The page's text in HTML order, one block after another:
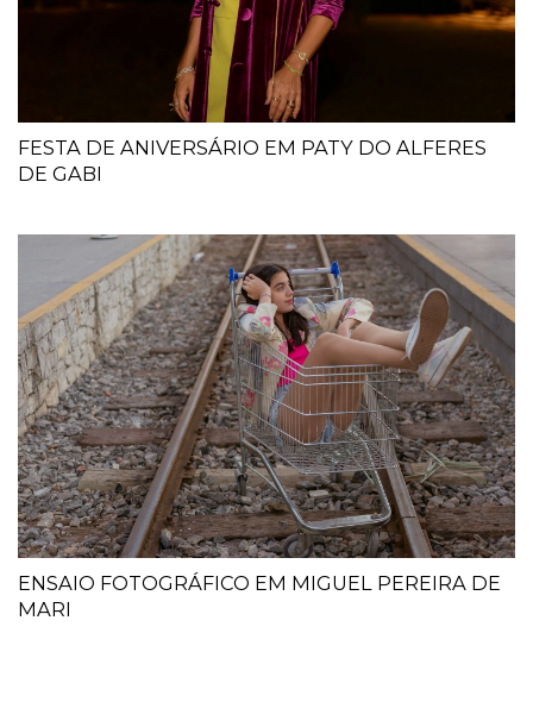
FESTA DE ANIVERSÁRIO EM PATY DO ALFERES
DE GABI
ENSAIO FOTOGRÁFICO EM MIGUEL PEREIRA DE
MARI